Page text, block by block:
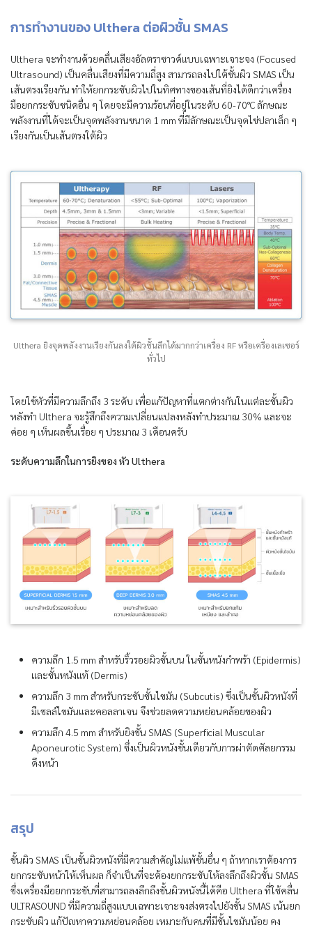
การทำงานของ Ulthera ต่อผิวชั้น SMAS
Ulthera จะทำงานด้วยคลื่นเสียงอัลตราซาวด์แบบเฉพาะเจาะจง (Focused
Ultrasound) เป็นคลื่นเสียงที่มีความถี่สูง สามารถลงไปใต้ชั้นผิว SMAS เป็น
เส้นตรงเรียงกัน ทำให้ยกกระชับผิวไปในทิศทางของเส้นที่ยิงได้ดีกว่าเครื่อง
มือยกกระชับชนิดอื่น ๆ โดยจะมีความร้อนที่อยู่ในระดับ 60-70°C ลักษณะ
พลังงานที่ได้จะเป็นจุดพลังงานขนาด 1 mm ที่มีลักษณะเป็นจุดไข่ปลาเล็ก ๆ
เรียงกันเป็นเส้นตรงใต้ผิว
Ulthera ยิงจุดพลังงานเรียงกันลงใต้ผิวชั้นลึกได้มากกว่าเครื่อง RF หรือเครื่องเลเซอร์
ทั่วไป
โดยใช้หัวที่มีความลึกถึง 3 ระดับ เพื่อแก้ปัญหาที่แตกต่างกันในแต่ละชั้นผิว
หลังทำ Ulthera จะรู้สึกถึงความเปลี่ยนแปลงหลังทำประมาณ 30% และจะ
ค่อย ๆ เห็นผลขึ้นเรื่อย ๆ ประมาณ 3 เดือนครับ
ระดับความลึกในการยิงของ หัว Ulthera
ความลึก 1.5 mm สำหรับริ้วรอยผิวชั้นบน ในชั้นหนังกำพร้า (Epidermis)
และชั้นหนังแท้ (Dermis)
ความลึก 3 mm สำหรับกระชับชั้นไขมัน (Subcutis) ซึ่งเป็นชั้นผิวหนังที่
มีเซลล์ไขมันและคอลลาเจน จึงช่วยลดความหย่อนคล้อยของผิว
ความลึก 4.5 mm สำหรับยิงชั้น SMAS (Superficial Muscular
Aponeurotic System) ซึ่งเป็นผิวหนังชั้นเดียวกับการผ่าตัดศัลยกรรม
ดึงหน้า
สรุป
ชั้นผิว SMAS เป็นชั้นผิวหนังที่มีความสำคัญไม่แพ้ชั้นอื่น ๆ ถ้าหากเราต้องการ
ยกกระชับหน้าให้เห็นผล ก็จำเป็นที่จะต้องยกกระชับให้ลงลึกถึงผิวชั้น SMAS
ซึ่งเครื่องมือยกกระชับที่สามารถลงลึกถึงชั้นผิวหนังนี้ได้คือ Ulthera ที่ใช้คลื่น
ULTRASOUND ที่มีความถี่สูงแบบเฉพาะเจาะจงส่งตรงไปยังชั้น SMAS เน้นยก
กระชับผิว แก้ปัญหาความหย่อนคล้อย เหมาะกับคนที่มีชั้นไขมันน้อย คง